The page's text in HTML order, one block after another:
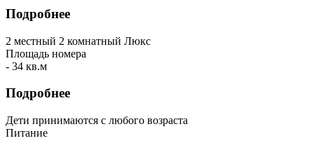
Подробнее
2 местный 2 комнатный Люкс
Площадь номера
- 34 кв.м
Подробнее
Дети принимаются с любого возраста
Питание